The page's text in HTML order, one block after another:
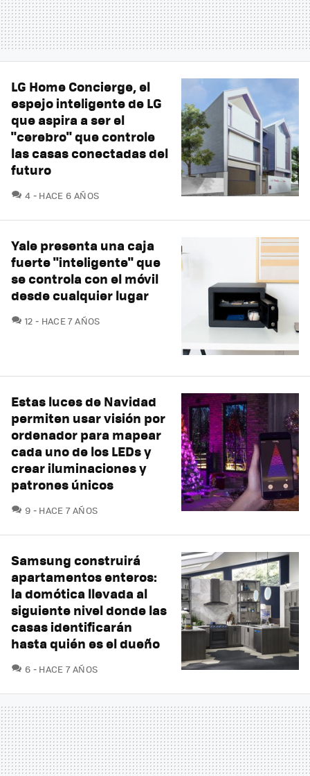
LG Home Concierge, el
espejo inteligente de LG
que aspira a ser el
"cerebro" que controle
las casas conectadas del
futuro
4 COMENTARIOS
HACE 6 AÑOS
Yale presenta una caja
fuerte "inteligente" que
se controla con el móvil
desde cualquier lugar
12 COMENTARIOS
HACE 7 AÑOS
Estas luces de Navidad
permiten usar visión por
ordenador para mapear
cada uno de los LEDs y
crear iluminaciones y
patrones únicos
9 COMENTARIOS
HACE 7 AÑOS
Samsung construirá
apartamentos enteros:
la domótica llevada al
siguiente nivel donde las
casas identificarán
hasta quién es el dueño
6 COMENTARIOS
HACE 7 AÑOS